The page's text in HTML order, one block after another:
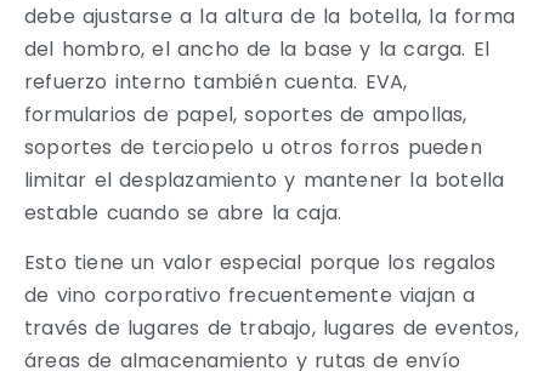
debe ajustarse a la altura de la botella, la forma
del hombro, el ancho de la base y la carga. El
refuerzo interno también cuenta. EVA,
formularios de papel, soportes de ampollas,
soportes de terciopelo u otros forros pueden
limitar el desplazamiento y mantener la botella
estable cuando se abre la caja.
Esto tiene un valor especial porque los regalos
de vino corporativo frecuentemente viajan a
través de lugares de trabajo, lugares de eventos,
áreas de almacenamiento y rutas de envío